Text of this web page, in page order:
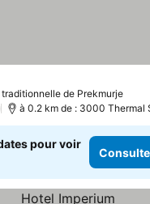
de Prekmurje
les prix
à 0.2 km de : 3000 Thermal
pour voir